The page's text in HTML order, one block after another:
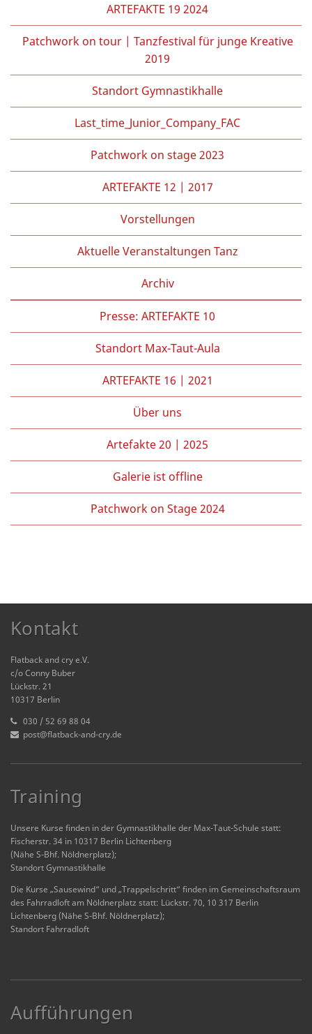
ARTEFAKTE 19 2024
Patchwork on tour | Tanzfestival für junge Kreative
2019
Standort Gymnastikhalle
Last_time_Junior_Company_FAC
Patchwork on stage 2023
ARTEFAKTE 12 | 2017
Vorstellungen
Aktuelle Veranstaltungen Tanz
Archiv
Presse: ARTEFAKTE 10
Standort Max-Taut-Aula
ARTEFAKTE 16 | 2021
Über uns
Artefakte 20 | 2025
Galerie ist offline
Patchwork on Stage 2024
Kontakt
Flatback and cry e.V.
c/o Conny Buber
Lückstr. 21
10317 Berlin
030 / 52 69 88 04
post@flatback-and-cry.de
Training
Unsere Kurse finden in der Gymnastikhalle der Max-Taut-Schule statt:
Fischerstr. 34 in 10317 Berlin Lichtenberg
(Nähe S-Bhf. Nöldnerplatz);
Standort Gymnastikhalle
Die Kurse „Sausewind“ und „Trappelschritt“ finden im Gemeinschaftsraum
des Fahrradloft am Nöldnerplatz statt: Lückstr. 70, 10 317 Berlin
Lichtenberg (Nähe S-Bhf. Nöldnerplatz);
Standort Fahrradloft
Aufführungen